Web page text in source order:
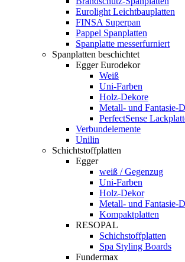
Eurolight Leichtbauplatten
FINSA Superpan
Pappel Spanplatten
Spanplatte messerfurniert
Spanplatten beschichtet
Egger Eurodekor
Weiß
Uni-Farben
Holz-Dekore
Metall- und Fantasie-
PerfectSense
Verbundelemente
Unilin
Schichtstoffplatten
Egger
weiß / Gegenzug
Uni-Farben
Holz-Dekor
Metall- und Fantasie-
Kompaktplatten
RESOPAL
Schichstoffplatten
Spa Styling Boards
Fundermax